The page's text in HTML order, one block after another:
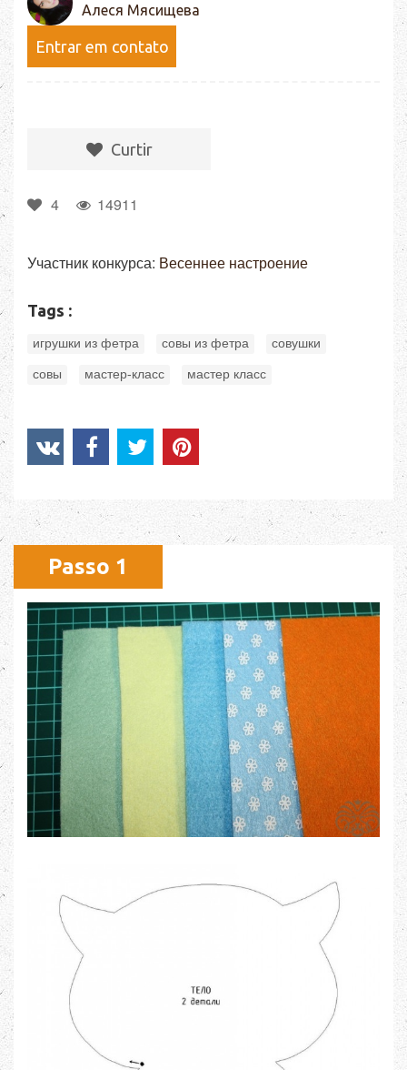
Алеся Мясищева
Entrar em contato
Сurtir
4 14911
Участник конкурса: Весеннее настроение
Tags :
игрушки из фетра совы из фетра совушки
совы мастер-класс мастер класс
Passo 1